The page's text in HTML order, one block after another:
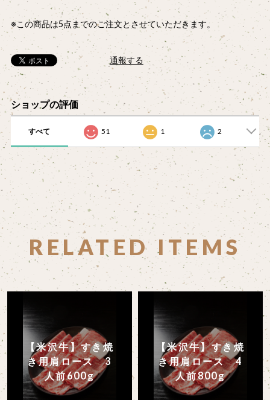
※この商品は5点までのご注文とさせていただきます。
通報する
ショップの評価
すべて 51 1 2
RELATED ITEMS
【米沢牛】すき焼
き用肩ロース 3
人前600g
【米沢牛】すき焼
き用肩ロース 4
人前800g